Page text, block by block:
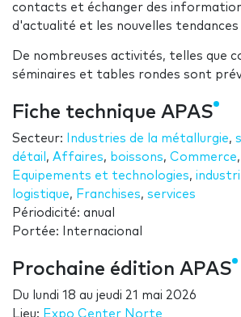
contacts et échanger des
d'actualité et les nouvelles tendances
De nombreuses activités, telles que
séminaires et tables rondes sont
Fiche technique APAS
Secteur: Industries de la métallurgie,
détail , Affaires, boissons, Commerce,
Equipements et technologies,
logistique, Franchises, services
Périodicité: anual
Portée: Internacional
Prochaine édition APAS
Du lundi 18 au jeudi 21 mai 2026
Lieu: Expo Center Norte